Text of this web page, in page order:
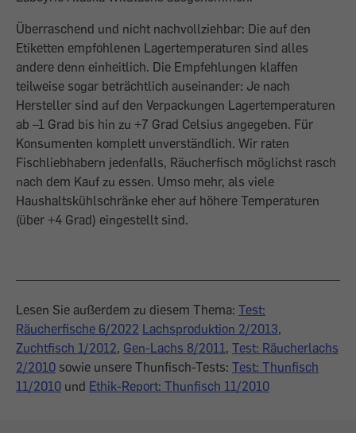
Überraschend und nicht nachvollziehbar: Die auf den
Etiketten empfohlenen Lagertemperaturen sind alles
andere denn einheitlich. Die Empfehlungen klaffen
teilweise sogar beträchtlich auseinander: Je nach
Hersteller sind auf den Verpackungen Lagertemperaturen
ab –1 Grad bis hin zu +7 Grad Celsius angegeben. Für
Konsumenten komplett unverständlich. Wir raten
Fischliebhabern jedenfalls, Räucherfisch möglichst rasch
nach dem Kauf zu essen. Umso mehr, als viele
Haushaltskühlschränke eher auf höhere Temperaturen
(über +4 Grad) eingestellt sind.
Lesen Sie außerdem zu diesem Thema: Test:
Räucherfische 6/2022 Lachsproduktion 2/2013,
Zuchtfisch 1/2012, Gen-Lachs 8/2011, Test: Räucherlachs
2/2010 sowie unsere Thunfisch-Tests: Test: Thunfisch
11/2010 und Ethik-Report: Thunfisch 11/2010